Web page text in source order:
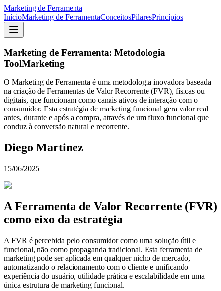
Marketing de Ferramenta
InícioMarketing de FerramentaConceitosPilaresPrincípios
Marketing de Ferramenta: Metodologia
ToolMarketing
O Marketing de Ferramenta é uma metodologia inovadora baseada
na criação de Ferramentas de Valor Recorrente (FVR), físicas ou
digitais, que funcionam como canais ativos de interação com o
consumidor. Esta estratégia de marketing funcional gera valor real
antes, durante e após a compra, através de um fluxo funcional que
conduz à conversão natural e recorrente.
Diego Martinez
15/06/2025
A Ferramenta de Valor Recorrente (FVR)
como eixo da estratégia
A FVR é percebida pelo consumidor como uma solução útil e
funcional, não como propaganda tradicional. Esta ferramenta de
marketing pode ser aplicada em qualquer nicho de mercado,
automatizando o relacionamento com o cliente e unificando
experiência do usuário, utilidade prática e escalabilidade em uma
única estrutura de marketing funcional.